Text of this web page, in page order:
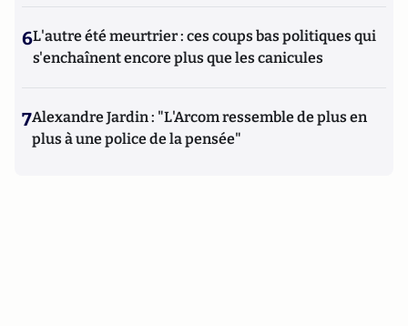
6L'autre été meurtrier : ces coups bas politiques qui
s'enchaînent encore plus que les canicules
7Alexandre Jardin : "L'Arcom ressemble de plus en
plus à une police de la pensée"